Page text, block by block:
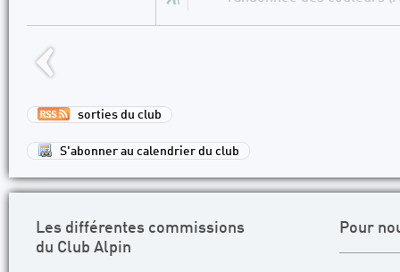
sorties du club
S'abonner au calendrier du club
Les différentes commissions
du Club Alpin
Pour